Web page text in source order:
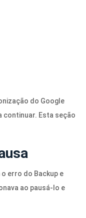
do Google
continuar. Esta seção
erro do Backup e
ao pausá-lo e